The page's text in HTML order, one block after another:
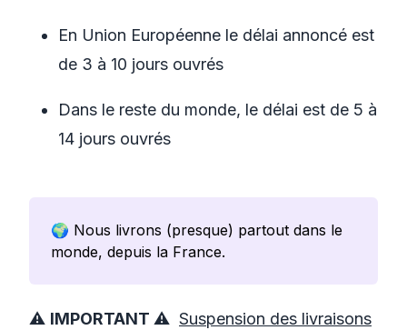
En Union Européenne le délai annoncé est
de 3 à 10 jours ouvrés
Dans le reste du monde, le délai est de 5 à
14 jours ouvrés
🌍 Nous livrons (presque) partout dans le
monde, depuis la France.
⚠️ IMPORTANT ⚠️ Suspension des livraisons